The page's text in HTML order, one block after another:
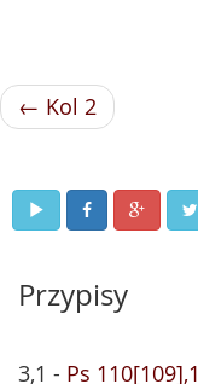
← Kol 2
Przypisy
3,1 - Ps 110[109],1